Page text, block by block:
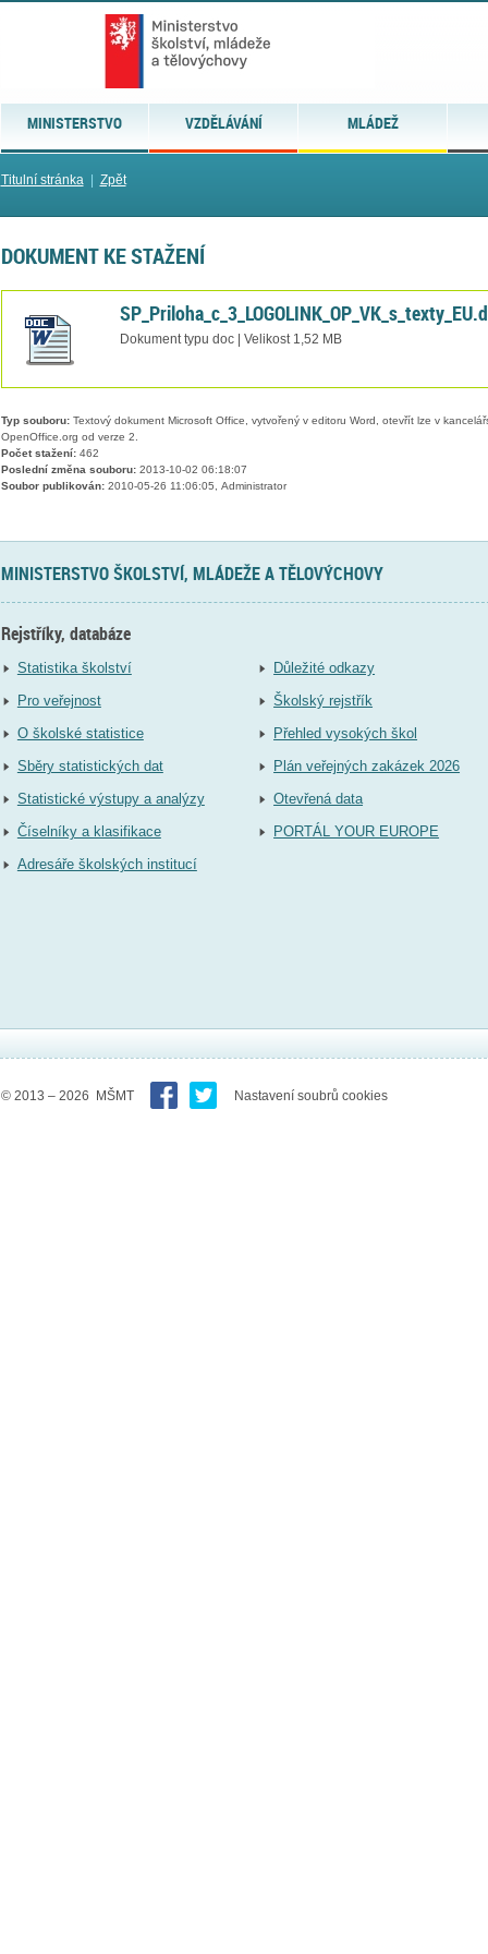
MINISTERSTVO VZDĚLÁVÁNÍ MLÁDEŽ
Titulní stránka| Zpět
DOKUMENT KE STAŽENÍ
Dokument typu doc | Velikost 1,52 MB
Typ souboru:Textový dokument Microsoft Office, vytvořený v editoru Word, otevřít lze v
OpenOffice.org od verze 2.
Počet stažení:462
Poslední změna souboru:2013-10-02 06:18:07
Soubor publikován:2010-05-26 11:06:05, Administrator
MINISTERSTVO ŠKOLSTVÍ, MLÁDEŽE A TĚLOVÝCHOVY
Rejstříky, databáze
Statistika školství
Pro veřejnost
O školské statistice
Sběry statistických dat
Statistické výstupy a analýzy
Číselníky a klasifikace
Adresáře školských institucí
Důležité odkazy
Školský rejstřík
Přehled vysokých škol
Plán veřejných zakázek 2026
Otevřená data
PORTÁL YOUR EUROPE
© 2013 – 2026 MŠMT Nastavení soubrů cookies